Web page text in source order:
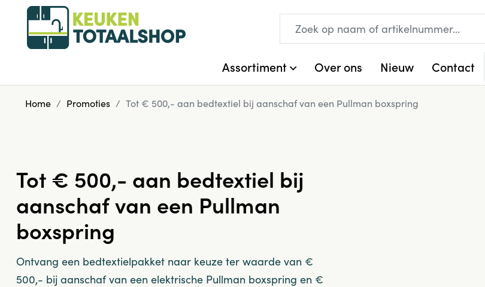
Assortiment Over ons Nieuw Contact
Home Promoties Tot € 500,- aan bedtextiel bij aanschaf van een Pullman boxspring
Tot € 500,- aan bedtextiel bij
aanschaf van een Pullman
boxspring
Ontvang een bedtextielpakket naar keuze ter waarde van €
500,- bij aanschaf van een elektrische Pullman boxspring en €